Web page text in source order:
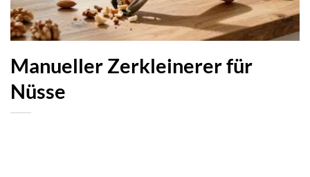
Manueller Zerkleinerer für
Nüsse